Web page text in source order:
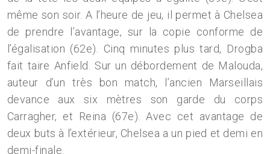
même son soir. A l’heure de jeu, il permet à Chelsea
de prendre l’avantage, sur la copie conforme de
l’égalisation (62e). Cinq minutes plus tard, Drogba
fait taire Anfield. Sur un débordement de Malouda,
auteur d’un très bon match, l’ancien Marseillais
devance aux six mètres son garde du corps
Carragher, et Reina (67e). Avec cet avantage de
deux buts à l’extérieur, Chelsea a un pied et demi en
demi-finale.